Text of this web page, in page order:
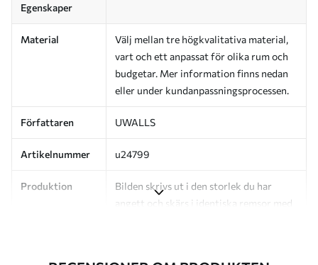
Egenskaper
Material
Välj mellan tre högkvalitativa material,
vart och ett anpassat för olika rum och
budgetar. Mer information finns nedan
eller under kundanpassningsprocessen.
Författaren UWALLS
Artikelnummer u24799
Produktion
Bilden skrivs ut i den storlek du har
angett och skärs i identiska remsor med